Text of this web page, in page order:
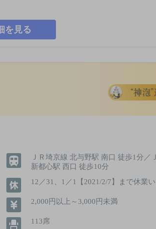
を見る
ＪＲ埼京線 北与野駅 南口 徒歩1分／
新都心駅 西口 徒歩10分
12／31、1／1【2021/2/7】まで休業い
2,000円以上～3,000円未満
113席